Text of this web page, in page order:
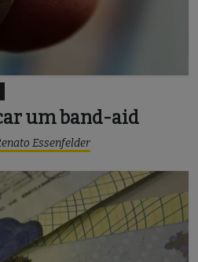
um band-aid
Essenfelder